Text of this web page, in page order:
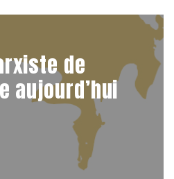
de
aujourd’hui